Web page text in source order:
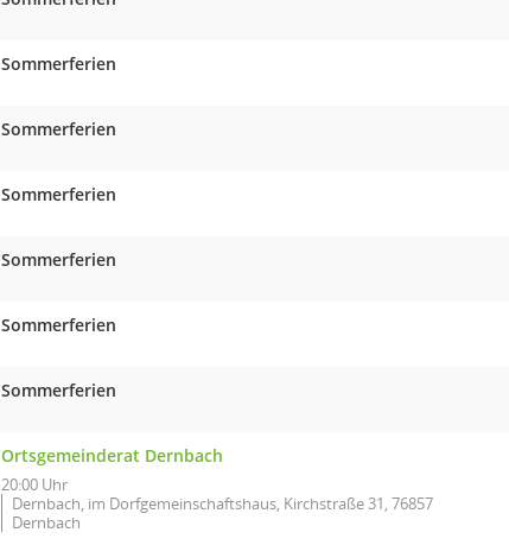
Sommerferien
Sommerferien
Sommerferien
Sommerferien
Sommerferien
Sommerferien
Ortsgemeinderat Dernbach
20:00 Uhr
Dernbach, im Dorfgemeinschaftshaus, Kirchstraße 31, 76857
Dernbach